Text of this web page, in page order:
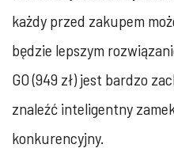
każdy przed zakupem
będzie lepszym
GO (949 zł) jest bardzo
znaleźć inteligentny
konkurencyjny.